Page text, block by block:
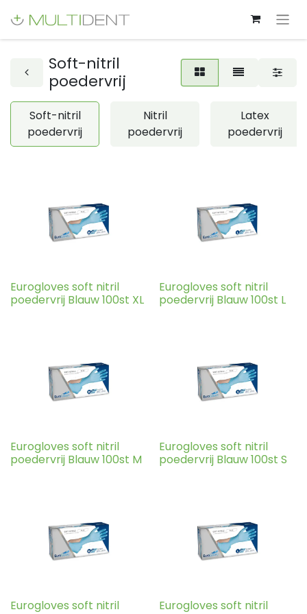
Soft-nitril
poedervrij
Soft-nitril
poedervrij
Nitril
poedervrij
Latex
poedervrij
Eurogloves soft nitril
poedervrij Blauw 100st XL
Eurogloves soft nitril
poedervrij Blauw 100st L
Eurogloves soft nitril
poedervrij Blauw 100st M
Eurogloves soft nitril
poedervrij Blauw 100st S
Eurogloves soft nitril
Eurogloves soft nitril